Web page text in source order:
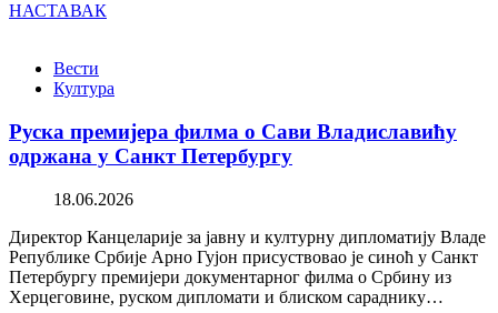
НАСТАВАК
Вести
Култура
Руска премијера филма о Сави Владиславићу
одржана у Санкт Петербургу
18.06.2026
Директор Канцеларије за јавну и културну дипломатију Владе
Републике Србије Арно Гујон присуствовао је синоћ у Санкт
Петербургу премијери документарног филма о Србину из
Херцеговине, руском дипломати и блиском сараднику…